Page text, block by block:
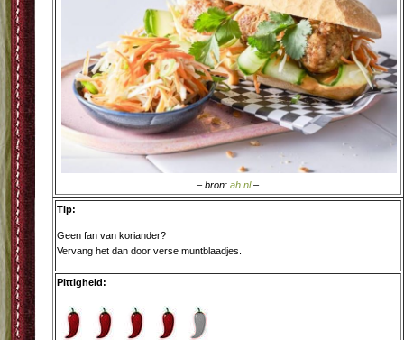
– bron:ah.nl–
Tip:
Geen fan van koriander?
Vervang het dan door verse muntblaadjes.
Pittigheid: